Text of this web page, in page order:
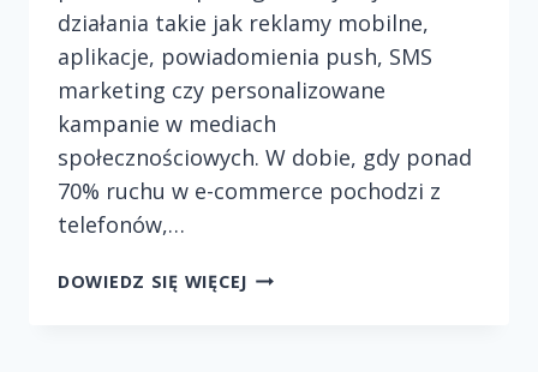
działania takie jak reklamy mobilne,
aplikacje, powiadomienia push, SMS
marketing czy personalizowane
kampanie w mediach
społecznościowych. W dobie, gdy ponad
70% ruchu w e-commerce pochodzi z
telefonów,…
DOWIEDZ SIĘ WIĘCEJWYKORZYSTANIE